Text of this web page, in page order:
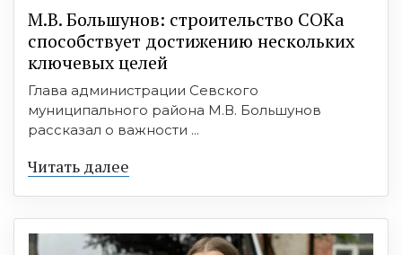
М.В. Большунов: строительство СОКа
способствует достижению нескольких
ключевых целей
Глава администрации Севского
муниципального района М.В. Большунов
рассказал о важности ...
Читать далее